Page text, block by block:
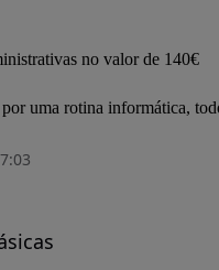
no valor de 140€
uma rotina informática,